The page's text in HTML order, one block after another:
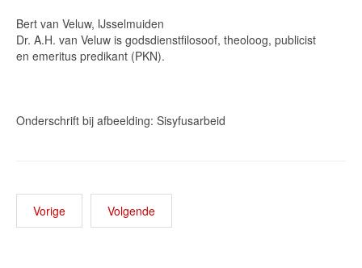
Bert van Veluw, IJsselmuiden
Dr. A.H. van Veluw is godsdienstfilosoof, theoloog, publicist
en emeritus predikant (PKN).
Onderschrift bij afbeelding: Sisyfusarbeid
Vorige Volgende